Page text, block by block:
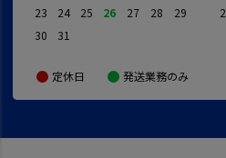
23
24 25 26 27 28
29
30
31
定休日 発送業務のみ